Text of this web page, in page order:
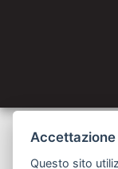
Comune di Bologna |
Accettazione
Questo sito